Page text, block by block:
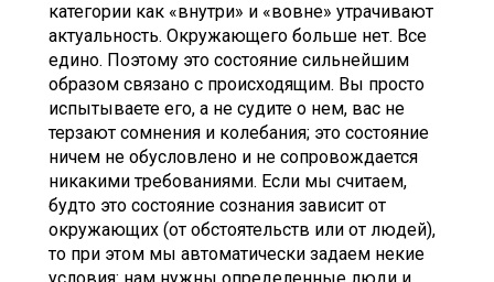
категории как «внутри» и «вовне» утрачивают
актуальность. Окружающего больше нет. Все
едино. Поэтому это состояние сильнейшим
образом связано с происходящим. Вы просто
испытываете его, а не судите о нем, вас не
терзают сомнения и колебания; это состояние
ничем не обусловлено и не сопровождается
никакими требованиями. Если мы считаем,
будто это состояние сознания зависит от
окружающих (от обстоятельств или от людей),
то при этом мы автоматически задаем некие